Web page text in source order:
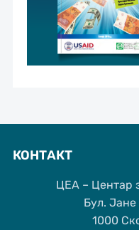
КОНТАКТ
ЦЕА – Центар
Бул.
1000